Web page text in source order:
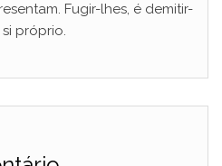
Fugir-lhes, é demitir-
si próprio.